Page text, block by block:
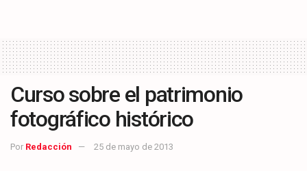
Curso sobre el patrimonio
fotográfico histórico
Por Redacción 25 de mayo de 2013